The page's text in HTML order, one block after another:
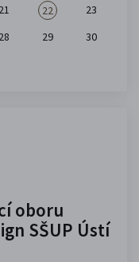
21 22
23
28 29
30
oboru
SŠUP Ústí